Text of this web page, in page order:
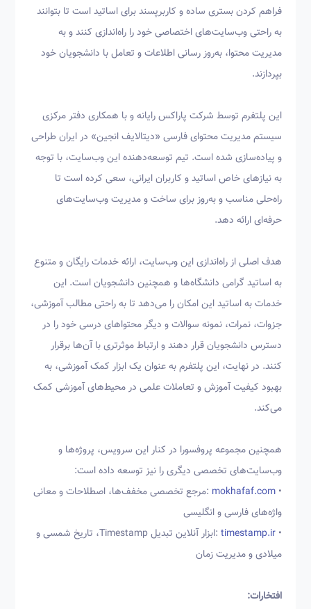
فراهم کردن بستری ساده و کاربرپسند برای اساتید است تا بتوانند
به راحتی وب‌سایت‌های اختصاصی خود را راه‌اندازی کنند و به
مدیریت محتوا، به‌روز رسانی اطلاعات و تعامل با دانشجویان خود
بپردازند.
این پلتفرم توسط شرکت پاراکس رایانه و با همکاری دفتر مرکزی
سیستم مدیریت محتوای فارسی «دیتالایف انجین» در ایران طراحی
و پیاده‌سازی شده است. تیم توسعه‌دهنده این وب‌سایت، با توجه
به نیازهای خاص اساتید و کاربران ایرانی، سعی کرده است تا
راه‌حلی مناسب و به‌روز برای ساخت و مدیریت وب‌سایت‌های
حرفه‌ای ارائه دهد.
هدف اصلی از راه‌اندازی این وب‌سایت، ارائه خدمات رایگان و متنوع
به اساتید گرامی دانشگاه‌ها و همچنین دانشجویان است. این
خدمات به اساتید این امکان را می‌دهد تا به راحتی مطالب آموزشی،
جزوات، نمرات، نمونه سوالات و دیگر محتواهای درسی خود را در
دسترس دانشجویان قرار دهند و ارتباط موثرتری با آن‌ها برقرار
کنند. در نهایت، این پلتفرم به عنوان یک ابزار کمک آموزشی، به
بهبود کیفیت آموزش و تعاملات علمی در محیط‌های آموزشی کمک
می‌کند.
همچنین مجموعه پروفسورا در کنار این سرویس، پروژه‌ها و
وب‌سایت‌های تخصصی دیگری را نیز توسعه داده است:
•
mokhafaf.com :مرجع تخصصی مخفف‌ها، اصطلاحات و معانی
واژه‌های فارسی و انگلیسی
•
timestamp.ir
:ابزار آنلاین تبدیل Timestamp، تاریخ شمسی و
میلادی و مدیریت زمان
افتخارات: